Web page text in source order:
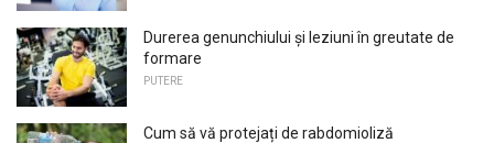
Durerea genunchiului și leziuni în greutate de
formare
PUTERE
Cum să vă protejați de rabdomioliză